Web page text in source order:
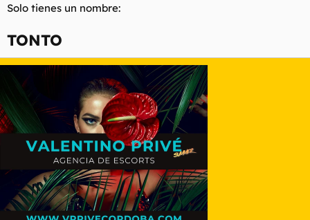
Solo tienes un nombre:
TONTO